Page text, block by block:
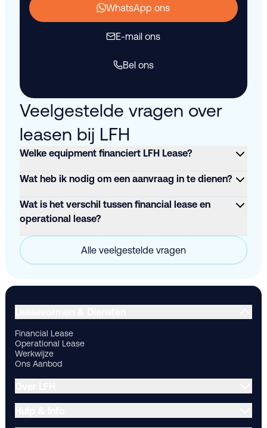
WhatsApp ons
E-mail ons
Bel ons
Veelgestelde vragen over
leasen bij LFH
Welke equipment financiert LFH Lease?
Wat heb ik nodig om een aanvraag in te dienen?
Wat is het verschil tussen financial lease en
operational lease?
Alle veelgestelde vragen
Financial Lease
Operational Lease
Werkwijze
Ons Aanbod